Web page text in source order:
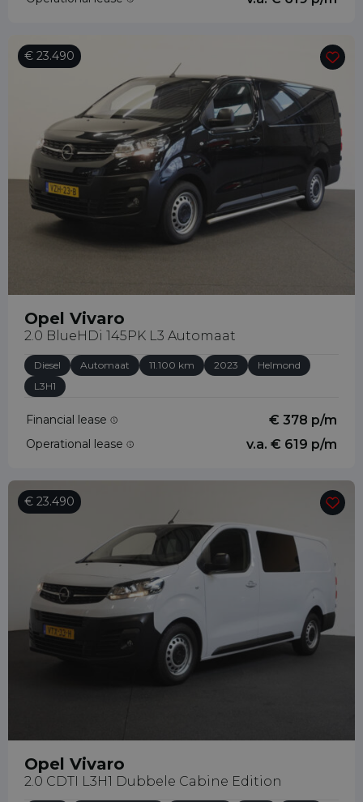
€ 23.490
Opel Vivaro
2.0 BlueHDi 145PK L3 Automaat
Diesel Automaat 11.100 km 2023
Helmond
L3H1
Financial lease € 378 p/m
Operational lease v.a. € 619 p/m
€ 23.490
Opel Vivaro
2.0 CDTI L3H1 Dubbele Cabine Edition